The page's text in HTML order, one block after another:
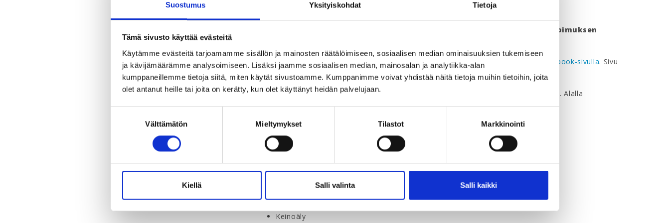
Suostumus Yksityiskohdat Tietoja
Tämä sivusto käyttää evästeitä
Käytämme evästeitä tarjoamamme sisällön ja mainosten räätälöimiseen, sosiaalisen median ominaisuuksien tukemiseen
ja kävijämäärämme analysoimiseen. Lisäksi jaamme sosiaalisen median, mainosalan ja analytiikka-alan
kumppaneillemme tietoja siitä, miten käytät sivustoamme. Kumppanimme voivat yhdistää näitä tietoja muihin tietoihin, joita
olet antanut heille tai joita on kerätty, kun olet käyttänyt heidän palvelujaan.
Välttämätön Mieltymykset Tilastot Markkinointi
Kiellä Salli valinta Salli kaikki
Tietotekniikan palvelualan normaalisitovan valtakunnallisen työehtosopimuksen
Mikäli haluat seurata neuvotteluita intensiivisemmin, se onnistuu YTN tietoalan Facebook-sivulla. Sivu
ja sen postaukset ovat julkisia, joten sinun ei tarvitse olla Facebookin käyttäjä.
Tietoala on Suomen teollisuuden nopeimmin kasvavia ja vetovoimaisimpia toimialoja. Alalla
työskentelee noin 70 000 henkilöä esimerkiksi seuraavien aiheiden parissa:
Ohjelmistokehitys ja -konsultointi
Palvelin- ja tietokantaratkaisut
Mobiiliappsit
Pelisuunnittelu ja -tuotanto
Kassajärjestelmien korjaus ja huolto
Virtuaali- ja lisätty todellisuus
Keinoäly